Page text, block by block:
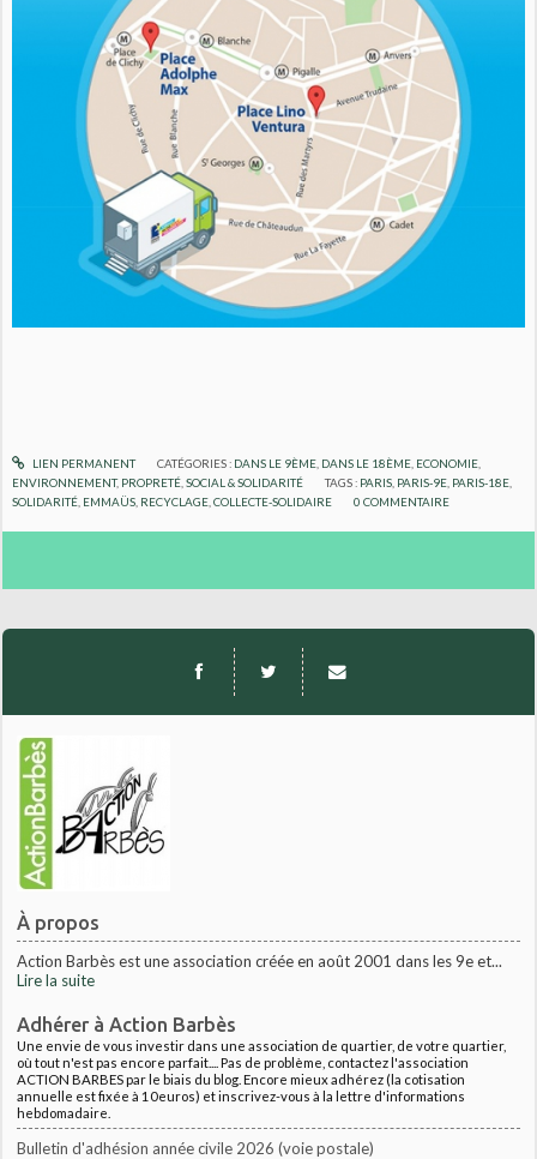
À propos
Action Barbès est une association créée en août 2001 dans les 9e et...
Lire la suite
Adhérer à Action Barbès
Une envie de vous investir dans une association de quartier, de votre quartier,
où tout n'est pas encore parfait.... Pas de problème, contactez l'association
ACTION BARBES par le biais du blog. Encore mieux adhérez (la cotisation
annuelle est fixée à 10euros) et inscrivez-vous à la lettre d'informations
hebdomadaire.
Bulletin d'adhésion année civile 2026 (voie postale)
LIEN PERMANENT CATÉGORIES : DANS LE 9ÈME, DANS LE 18ÈME, ECONOMIE,
ENVIRONNEMENT, PROPRETÉ,SOCIAL & SOLIDARITÉ TAGS : PARIS, PARIS-9E, PARIS-18E,
SOLIDARITÉ, EMMAÜS, RECYCLAGE,COLLECTE-SOLIDAIRE 0 COMMENTAIRE